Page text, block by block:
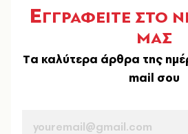
ΕΓΓΡΑΦΕΙΤΕ ΣΤΟ
ΜΑΣ
Tα καλύτερα άρθρα της
mail σου